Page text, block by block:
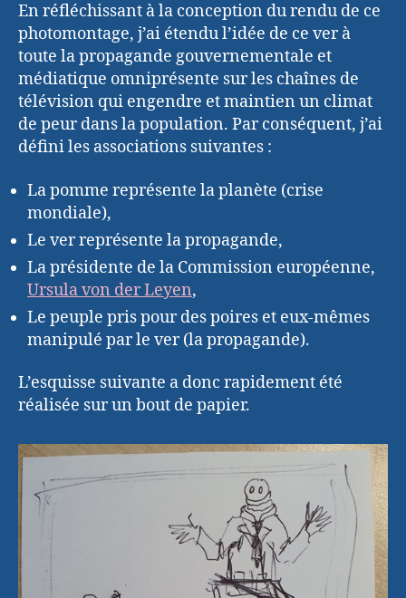
En réfléchissant à la conception du rendu de ce
photomontage, j’ai étendu l’idée de ce ver à
toute la propagande gouvernementale et
médiatique omniprésente sur les chaînes de
télévision qui engendre et maintien un climat
de peur dans la population. Par conséquent, j’ai
défini les associations suivantes :
La pomme représente la planète (crise
mondiale),
Le ver représente la propagande,
La présidente de la Commission européenne,
Ursula von der Leyen,
Le peuple pris pour des poires et eux-mêmes
manipulé par le ver (la propagande).
L’esquisse suivante a donc rapidement été
réalisée sur un bout de papier.